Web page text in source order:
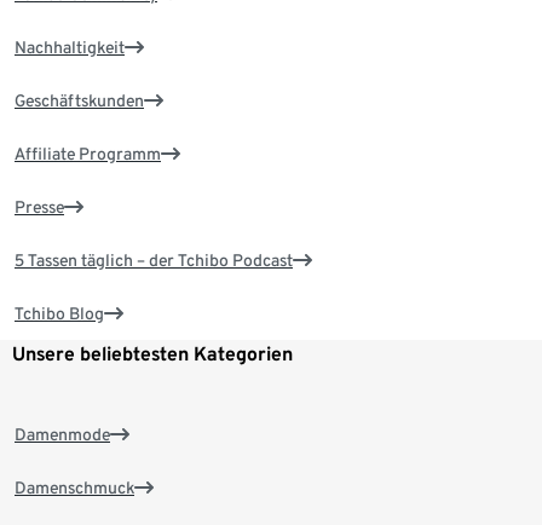
Nachhaltigkeit
Geschäftskunden
Affiliate Programm
Presse
5 Tassen täglich – der Tchibo Podcast
Tchibo Blog
Unsere beliebtesten Kategorien
Damenmode
Damenschmuck